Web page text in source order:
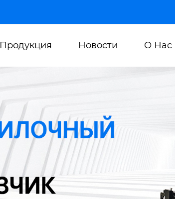
Продукция Новости О Нас